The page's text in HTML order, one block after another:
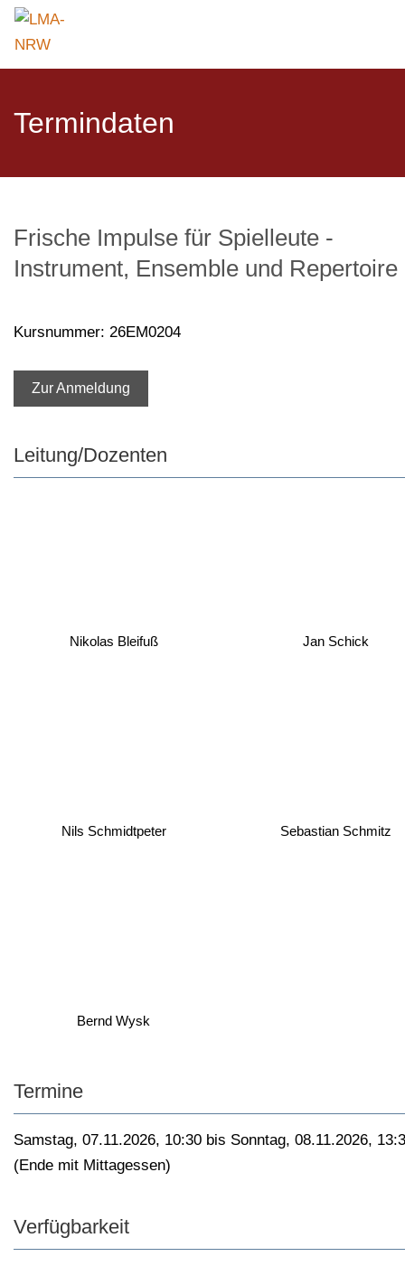
Termindaten
Frische Impulse für Spielleute -
Instrument, Ensemble und Repertoire
Kursnummer: 26EM0204
Zur Anmeldung
Leitung/Dozenten
Nikolas Bleifuß Jan Schick
Nils Schmidtpeter Sebastian Schmitz
Bernd Wysk
Termine
Samstag, 07.11.2026, 10:30 bis Sonntag, 08.11.2026,
(Ende mit Mittagessen)
Verfügbarkeit